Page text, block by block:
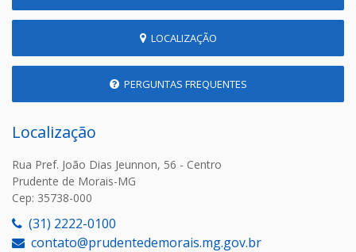
LOCALIZAÇÃO
PERGUNTAS FREQUENTES
Localização
Rua Pref. João Dias Jeunnon, 56 - Centro
Prudente de Morais-MG
Cep: 35738-000
(31) 2222-0100
contato@prudentedemorais.mg.gov.br